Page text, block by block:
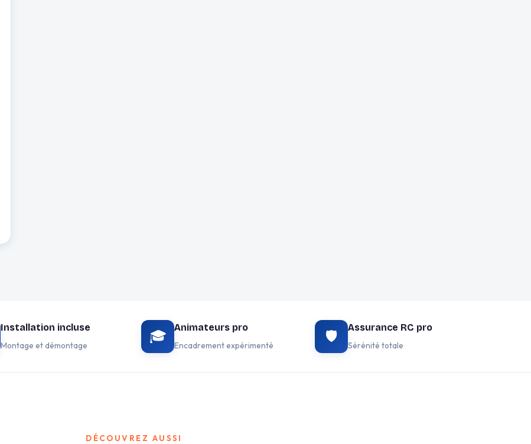
Installation incluse
Montage et démontage
🎓 Animateurs pro
Encadrement expérimenté
🛡️ Assurance RC pro
Sérénité totale
DÉCOUVREZ AUSSI